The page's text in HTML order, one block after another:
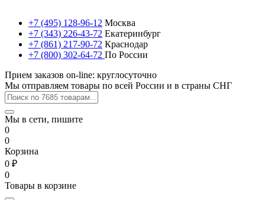
+7 (495) 128-96-12 Москва
+7 (343) 226-43-72 Екатеринбург
+7 (861) 217-90-72 Краснодар
+7 (800) 302-64-72 По России
Прием заказов on-line: круглосуточно
Мы отправляем товары по всей России и в страны СНГ
Мы в сети, пишите
0
0
Корзина
0 ₽
0
Товары в корзине